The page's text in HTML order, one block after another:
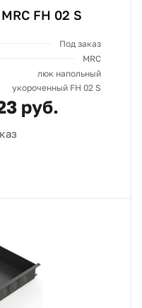
FH 02 S
Под заказ
MRC
люк напольный
укороченный FH 02 S
руб.